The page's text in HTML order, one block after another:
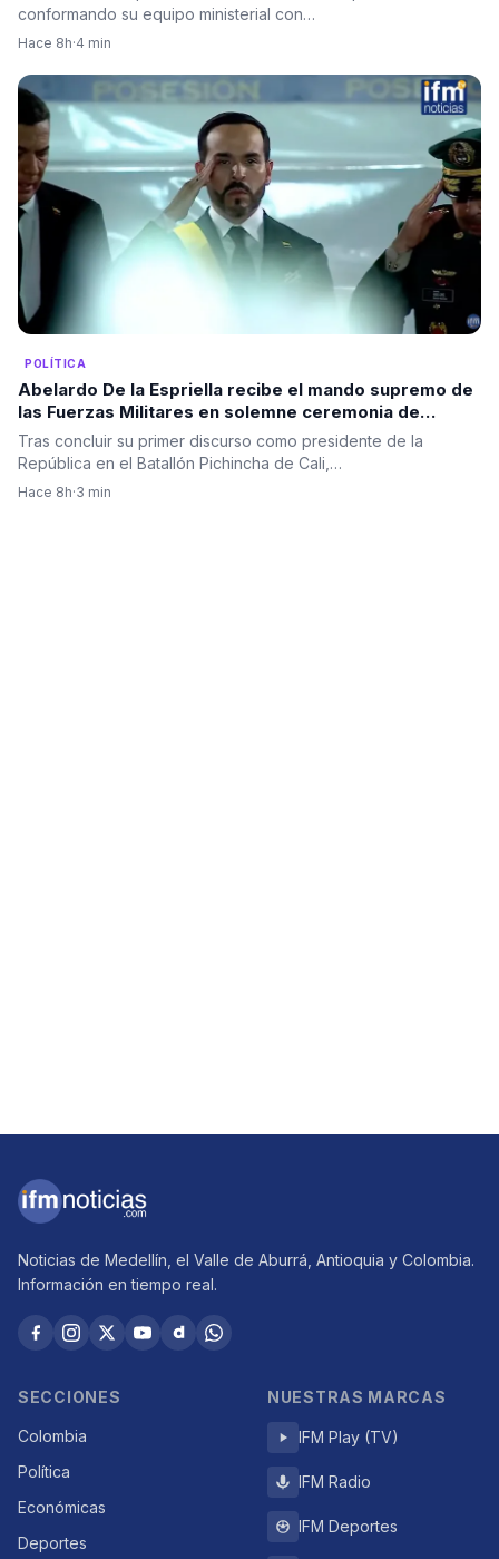
conformando su equipo ministerial con…
Hace 8h·4 min
POLÍTICA
Abelardo De la Espriella recibe el mando supremo de
las Fuerzas Militares en solemne ceremonia de
reconocimiento de tropas
Tras concluir su primer discurso como presidente de la
República en el Batallón Pichincha de Cali,…
Hace 8h·3 min
Noticias de Medellín, el Valle de Aburrá, Antioquia y Colombia.
Información en tiempo real.
SECCIONES
Colombia
Política
Económicas
Deportes
NUESTRAS MARCAS
IFM Play (TV)
IFM Radio
IFM Deportes